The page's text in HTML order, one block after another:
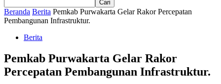
Beranda Berita Pemkab Purwakarta Gelar Rakor Percepatan
Pembangunan Infrastruktur.
Berita
Pemkab Purwakarta Gelar Rakor
Percepatan Pembangunan Infrastruktur.